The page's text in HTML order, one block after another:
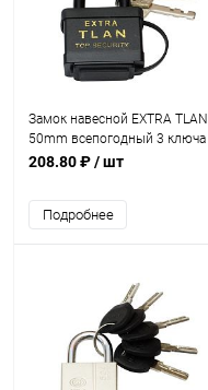
Замок навесной EXTRA TLAN
50mm всепогодный 3 ключа
208.80 ₽/ шт
Подробнее